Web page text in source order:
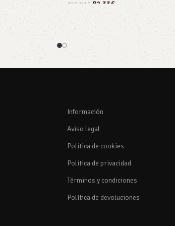
102,91 € 82,33€
Añadir al carrito
Información
Aviso legal
Política de cookies
Política de privacidad
Términos y condiciones
Política de devoluciones